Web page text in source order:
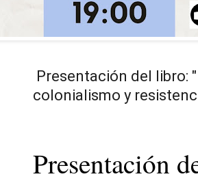
Presentación del libro:
colonialismo y
Presentación